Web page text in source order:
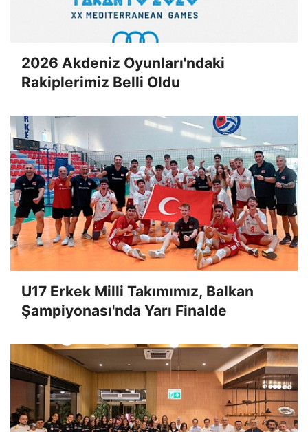
2026 Akdeniz Oyunları'ndaki
Rakiplerimiz Belli Oldu
U17 Erkek Milli Takımımız, Balkan
Şampiyonası'nda Yarı Finalde